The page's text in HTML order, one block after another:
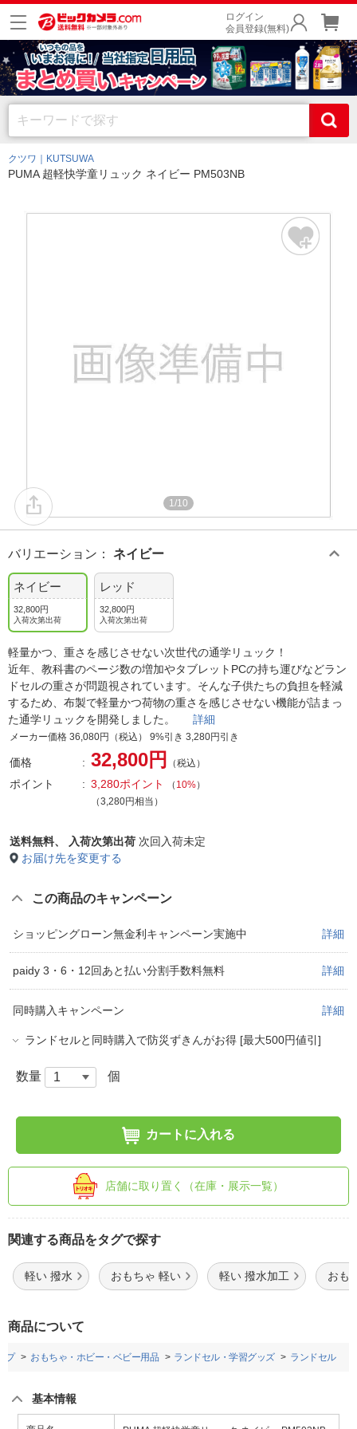
ログイン
会員登録(無料)
クツワ｜KUTSUWA
PUMA 超軽快学童リュック ネイビー PM503NB
1/10
バリエーション ： ネイビー
ネイビー
32,800円
入荷次第出荷
レッド
32,800円
入荷次第出荷
軽量かつ、重さを感じさせない次世代の通学リュック！
近年、教科書のページ数の増加やタブレットPCの持ち運びなどラン
ドセルの重さが問題視されています。そんな子供たちの負担を軽減
するため、布製で軽量かつ荷物の重さを感じさせない機能が詰まっ
た通学リュックを開発しました。 詳細
メーカー価格 36,080円（税込） 9%引き 3,280円引き
価格 32,800円 （税込）
ポイント 3,280ポイント （ 10%）
（3,280円相当）
送料無料、 入荷次第出荷 次回入荷未定
お届け先を変更する
この商品のキャンペーン
ショッピングローン無金利キャンペーン実施中 詳細
paidy 3・6・12回あと払い分割手数料無料 詳細
同時購入キャンペーン 詳細
ランドセルと同時購入で防災ずきんがお得 [最大500円値引]
数量 個
カートに入れる
店舗に取り置く（在庫・展示一覧）
関連する商品をタグで探す
軽い 撥水 おもちゃ 軽い 軽い 撥水加工 おも
商品について
プ おもちゃ・ホビー・ベビー用品 ランドセル・学習グッズ ランドセル
基本情報